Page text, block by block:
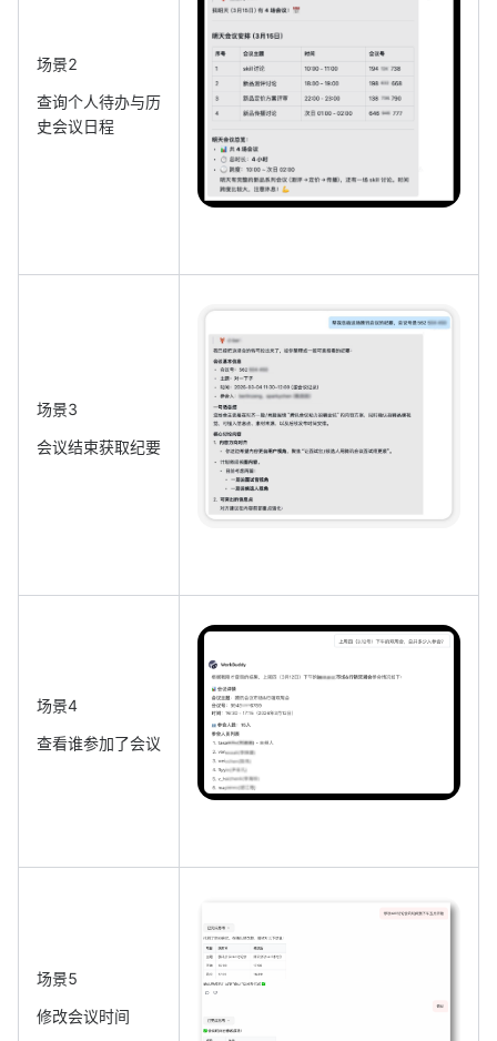
场景2
查询个人待办与历
史会议日程
场景3
会议结束获取纪要
场景4
查看谁参加了会议
场景5
修改会议时间